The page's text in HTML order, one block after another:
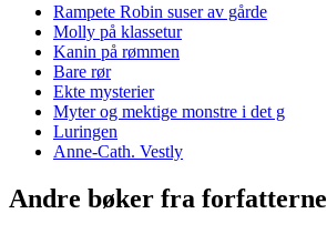
Rampete Robin suser av gårde
Molly på klassetur
Kanin på rømmen
Bare rør
Ekte mysterier
Myter og mektige monstre i det g
Luringen
Anne-Cath. Vestly
Andre bøker fra forfatterne